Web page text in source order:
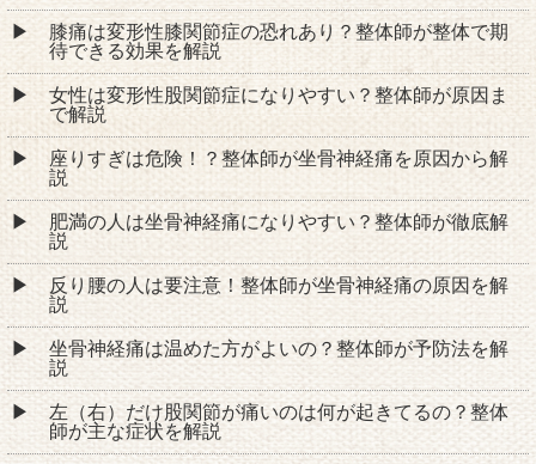
膝痛は変形性膝関節症の恐れあり？整体師が整体で期
待できる効果を解説
女性は変形性股関節症になりやすい？整体師が原因ま
で解説
座りすぎは危険！？整体師が坐骨神経痛を原因から解
説
肥満の人は坐骨神経痛になりやすい？整体師が徹底解
説
反り腰の人は要注意！整体師が坐骨神経痛の原因を解
説
坐骨神経痛は温めた方がよいの？整体師が予防法を解
説
左（右）だけ股関節が痛いのは何が起きてるの？整体
師が主な症状を解説